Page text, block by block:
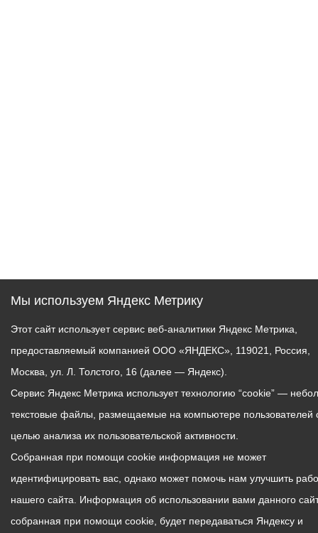
Мы используем Яндекс Метрику
Этот сайт использует сервис веб-аналитики Яндекс Метрика,
предоставляемый компанией ООО «ЯНДЕКС», 119021, Россия,
Москва, ул. Л. Толстого, 16 (далее — Яндекс).
Сервис Яндекс Метрика использует технологию “cookie” —
текстовые файлы, размещаемые на компьютере пользователей
целью анализа их пользовательской активности.
Собранная при помощи cookie информация не может
идентифицировать вас, однако может помочь нам улучшить
нашего сайта. Информация об использовании вами данного
собранная при помощи cookie, будет передаваться Яндексу и